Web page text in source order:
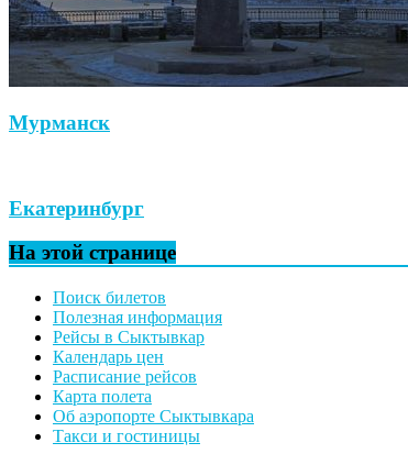
Мурманск
Екатеринбург
На этой странице
Поиск билетов
Полезная информация
Рейсы в Сыктывкар
Календарь цен
Расписание рейсов
Карта полета
Об аэропорте Сыктывкара
Такси и гостиницы